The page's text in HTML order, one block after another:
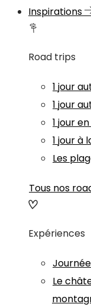
Inspirations
Road trips
1 jour
1 jour
1 jour
1 jour à
Les
Tous nos
Expériences
Le